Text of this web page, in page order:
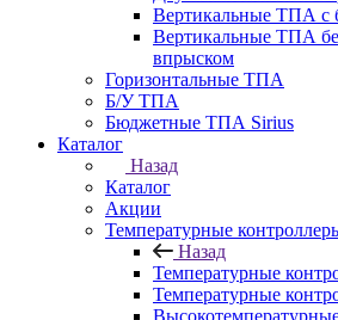
Вертикальные ТПА с
Вертикальные ТПА
впрыском
Горизонтальные ТПА
Б/У ТПА
Бюджетные ТПА Sirius
Каталог
Назад
Каталог
Акции
Температурные
Назад
Температурные
Температурные